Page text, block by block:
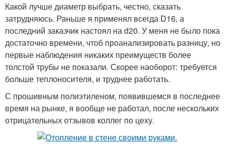
Какой лучше диаметр выбрать, честно, сказать
затрудняюсь. Раньше я применял всегда D16, а
последний заказчик настоял на d20. У меня не было пока
достаточно времени, чтоб проанализировать разницу, но
первые наблюдения никаких преимуществ более
толстой трубы не показали. Скорее наоборот: требуется
больше теплоносителя, и труднее работать.
С прошивным полиэтиленом, появившемся в последнее
время на рынке, я вообще не работал, после нескольких
отрицательных отзывов коллег по цеху.